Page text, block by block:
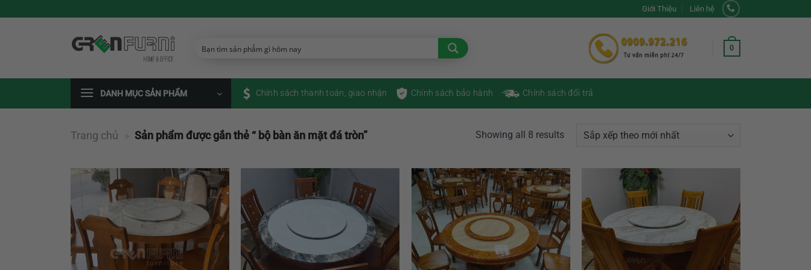
Giới Thiệu Liên hệ
0
DANH MỤC SẢN PHẨM Chính sách thanh toán, giao nhận Chính sách bảo hành Chính sách đổi trả
Trang chủ » Sản phẩm được gắn thẻ “ bộ bàn ăn mặt đá tròn” Showing all 8 results